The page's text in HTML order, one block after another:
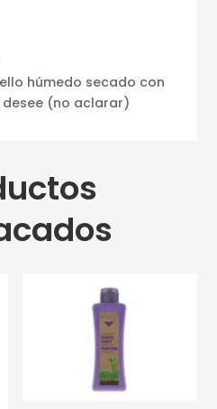
húmedo secado con
(no aclarar)